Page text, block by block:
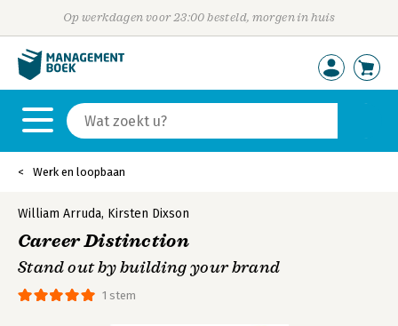
Op werkdagen voor 23:00 besteld, morgen in huis
Werk en loopbaan
1 stem
William Arruda, Kirsten Dixson
Career Distinction
Stand out by building your brand